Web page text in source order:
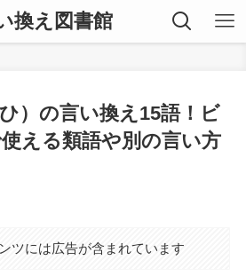
換え図書館
）の言い換え15語！ビ
える類語や別の言い方
ツには広告が含まれています